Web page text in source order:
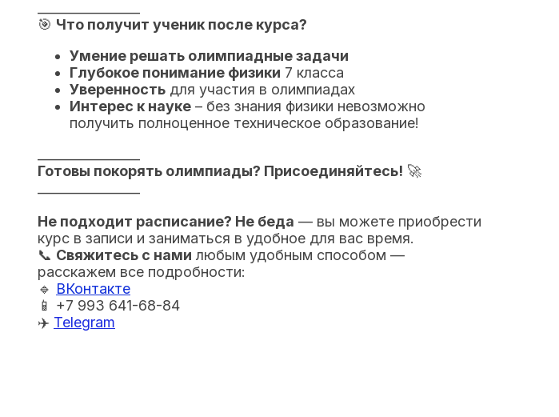
🎯 Что получит ученик после курса?
Умение решать олимпиадные задачи
Глубокое понимание физики 7 класса
Уверенность для участия в олимпиадах
Интерес к науке – без знания физики невозможно
получить полноценное техническое образование!
Готовы покорять олимпиады? Присоединяйтесь! 🚀
Не подходит расписание? Не беда — вы можете приобрести
курс в записи и заниматься в удобное для вас время.
📞 Свяжитесь с нами любым удобным способом —
расскажем все подробности:
🔹 ВКонтакте
📱 +7 993 641-68-84
✈️ Telegram